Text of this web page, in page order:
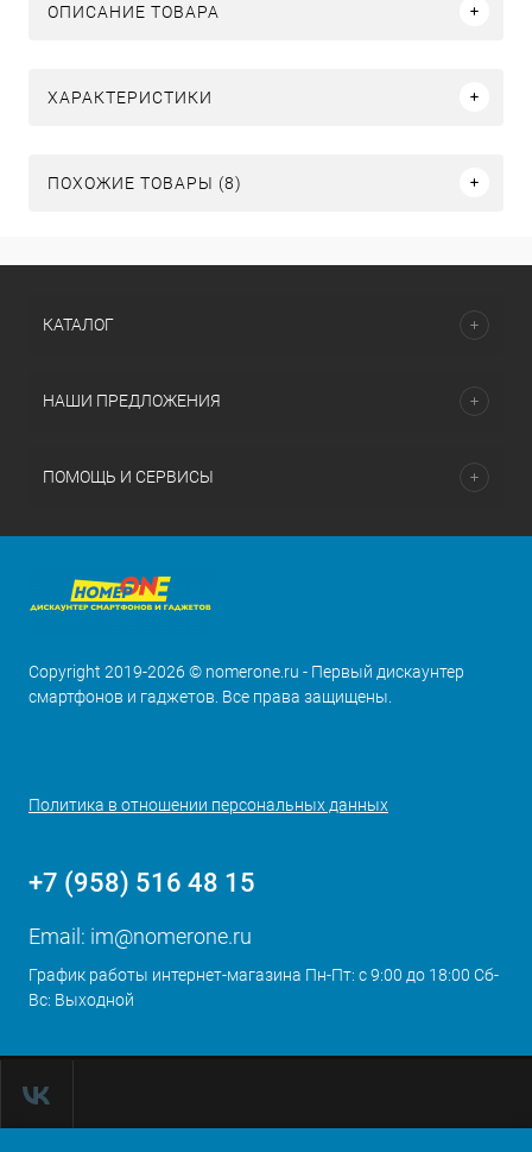
ОПИСАНИЕ ТОВАРА
ХАРАКТЕРИСТИКИ
ПОХОЖИЕ ТОВАРЫ (8)
КАТАЛОГ
НАШИ ПРЕДЛОЖЕНИЯ
ПОМОЩЬ И СЕРВИСЫ
Copyright 2019-2026 © nomerone.ru - Первый дискаунтер
смартфонов и гаджетов. Все права защищены.
Политика в отношении персональных данных
+7 (958) 516 48 15
Email: im@nomerone.ru
График работы интернет-магазина Пн-Пт: с 9:00 до 18:00 Сб-
Вс: Выходной